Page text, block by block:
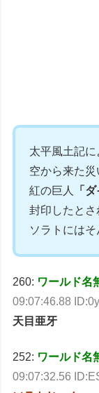
太平風土記に
空から来た災
紅の巨人
「
封印したとさ
ソラトには
260: ワールド名
09:07:46.88
天目亜牙
252: ワールド名
09:07:32.56